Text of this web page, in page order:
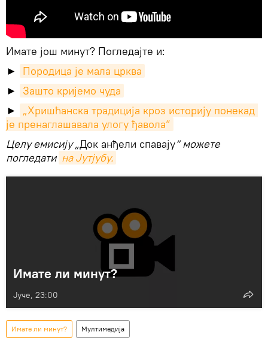
Имате још минут? Погледајте и:
►
Породица је мала црква
►
Зашто кријемо чуда
►
„Хришћанска традиција кроз историју понекад
је пренаглашавала улогу ђавола“
Целу емисију „Док анђели спавају“ можете
погледати на Јутјубу.
Имате ли минут?
Јуче, 23:00
Имате ли минут? Мултимедија